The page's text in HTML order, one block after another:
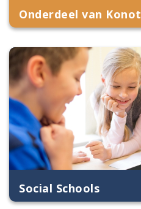
Onderdeel van Konot
Social Schools